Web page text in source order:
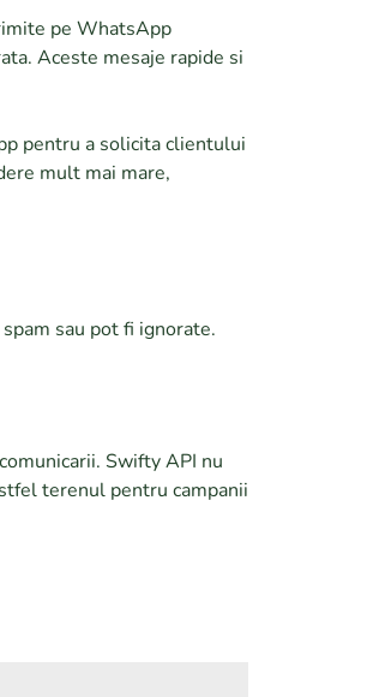
pe WhatsApp
Aceste mesaje rapide si
pentru a solicita clientului
mult mai mare,
sau pot fi ignorate.
Swifty API nu
terenul pentru campanii